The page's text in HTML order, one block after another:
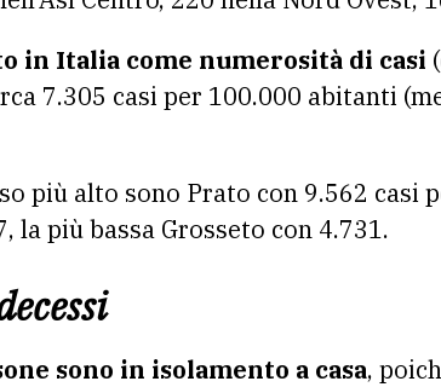
in Italia come numerosità di casi
7.305 casi per 100.000 abitanti
più alto sono Prato con 9.562 casi
la più bassa Grosseto con 4.731.
sono in isolamento a casa,